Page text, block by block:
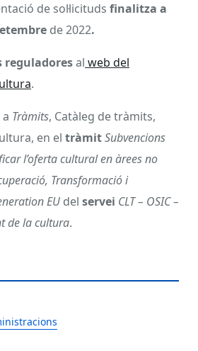
de sol·licituds finalitza a
de 2022.
reguladoresal web del
.
Tràmits, Catàleg de tràmits,
en el tràmitSubvencions
l’oferta cultural en àrees no
Transformació i
EU del servei CLT – OSIC –
de la cultura.